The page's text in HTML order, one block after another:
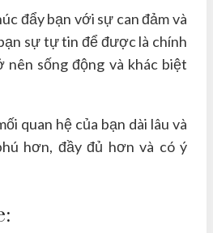
đẩy bạn với sự can đảm và
sự tự tin để được là chính
nên sống động và khác biệt
quan hệ của bạn dài lâu và
hơn, đầy đủ hơn và có ý